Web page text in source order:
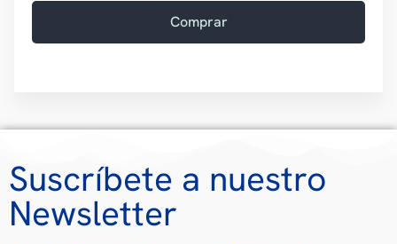
Comprar
Suscríbete a nuestro
Newsletter